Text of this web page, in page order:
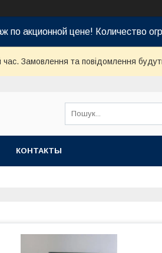
по акционной цене! Количество
час. Замовлення та повідомлення
КОНТАКТЫ